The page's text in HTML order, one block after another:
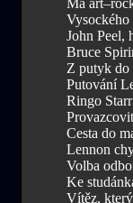
Má
John Peel,
Bruce
Z putyk do
Putování
Ringo
Cesta do
Lennon
Volba
Ke
Vítěz,